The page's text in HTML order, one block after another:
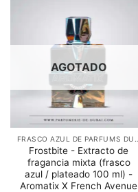
AGOTADO
Frostbite - Extracto de
fragancia mixta (frasco
azul / plateado 100 ml) -
Aromatix X French Avenue